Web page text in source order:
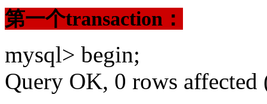
第一个transaction ：
mysql> begin;
Query OK, 0 rows affected